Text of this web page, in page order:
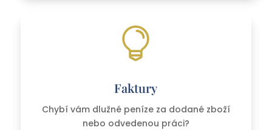

Faktury
Chybí vám dlužné peníze za dodané zboží
nebo odvedenou práci?